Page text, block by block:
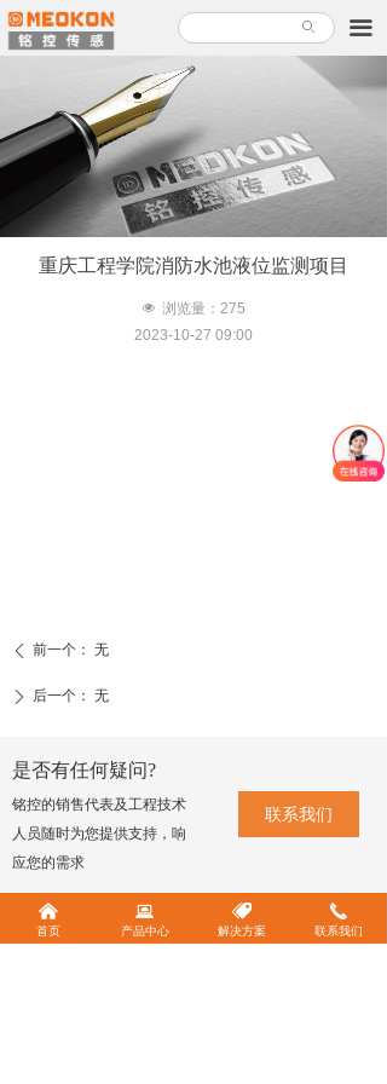
끀
首页
解决方案
关于铭控
服务支持
ꄙ
重庆工程学院消防水池液位监测项目
2023-10-27 09:00
넶 浏览量： 275
ꄴ 前一个： 无
ꄲ 后一个： 无
欢迎关注官方公众号
낀
首页
뀵
产品中心
뀄
解决方案
끅
联系我们
是否有任何疑问?
铭控的销售代表及工程技术
人员随时为您提供支持，响
应您的需求
联系我们